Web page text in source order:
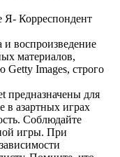
Я- Корреспондент
воспроизведение
материалов,
Getty Images, строго
предназначены для
в азартных играх
Соблюдайте
игры. При